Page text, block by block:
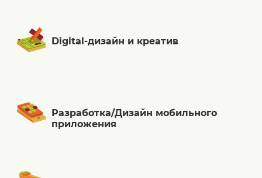
Digital-дизайн и креатив
Разработка/Дизайн мобильного
приложения